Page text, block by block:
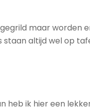
maar worden
altijd wel op
ik hier een